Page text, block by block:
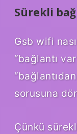
Sürekli
Gsb wifi
“bağlantı
sorusuna
Çünkü